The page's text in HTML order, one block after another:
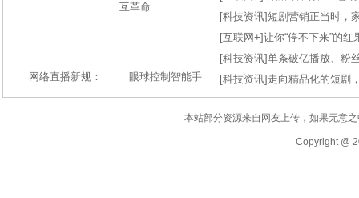
网络直播新规： 眼球控制智能手
[科技资讯]短剧营销正当时，
[互联网+]让你“停不下来”的
[科技资讯]单条破亿播放、粉
[科技资讯] 走向精品化的短剧
本站部分资源来自网友上传，如果无意
Copyright @